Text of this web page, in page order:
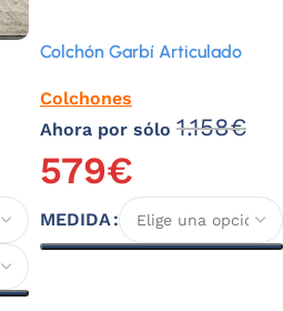
Colchón Garbí Articulado
Colchones
Ahora por sólo 1.158€
579€
MEDIDA